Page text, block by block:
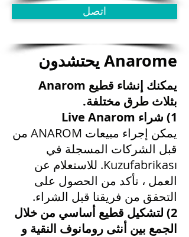
اتصل
Anarome يحتشدون
يمكنك إنشاء قطيع Anarom
بثلاث طرق مختلفة.
1) شراء Live Anarom
يمكن إجراء مبيعات ANAROM من
قبل الشركات المسجلة في
Kuzufabrikası. للاستعلام عن
العمل ، تأكد من الحصول على
التحقق من فريقنا قبل الشراء.
2) لتشكيل قطيع أساسي من خلال
الجمع بين أنثى رومانوف النقية و